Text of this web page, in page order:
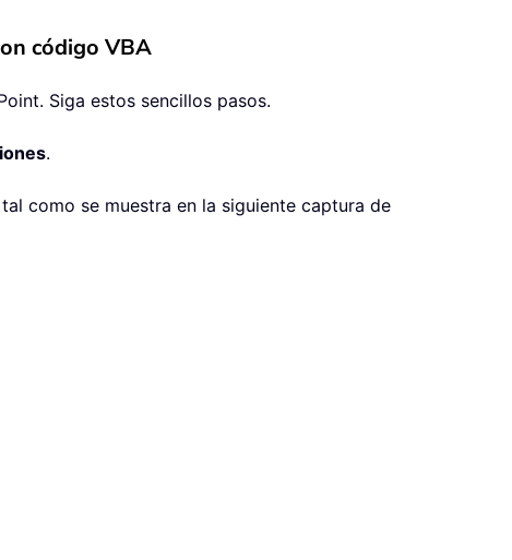
código VBA
Siga estos sencillos pasos.
.
tal como se muestra en la siguiente captura de